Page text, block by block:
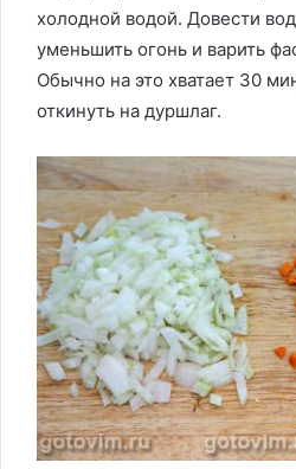
холодной водой. Довести
уменьшить огонь и варить
Обычно на это хватает 30
откинуть на дуршлаг.